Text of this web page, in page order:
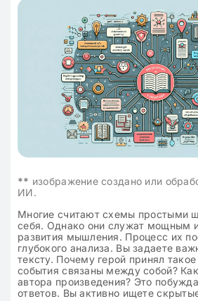
** изображение создано или
ИИ.
Многие считают схемы простыми
себя. Однако они служат мощным
развития мышления. Процесс их
глубокого анализа. Вы задаете
тексту. Почему герой принял
события связаны между собой?
автора произведения? Это
ответов. Вы активно ищете